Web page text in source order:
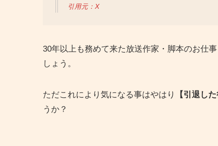
引用元：X
30年以上も務めて来た放送作家・脚本のお仕
しょう。
ただこれにより気になる事はやはり
【引退し
うか？